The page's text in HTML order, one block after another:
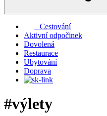
Cestování
Aktivní odpočinek
Dovolená
Restaurace
Ubytování
Doprava
#výlety